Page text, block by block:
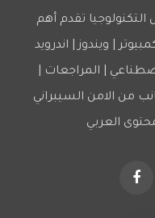
تقدم أهم
| ويندوز | اندرويد
| المراجعات |
من الامن السيبراني
العربي